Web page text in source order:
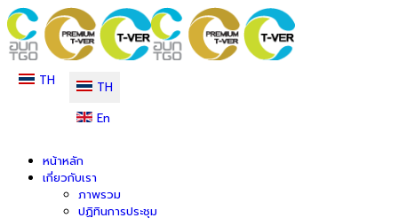
TH
TH
En
หน้าหลัก
เกี่ยวกับเรา
ภาพรวม
ปฏิทินการประชุม